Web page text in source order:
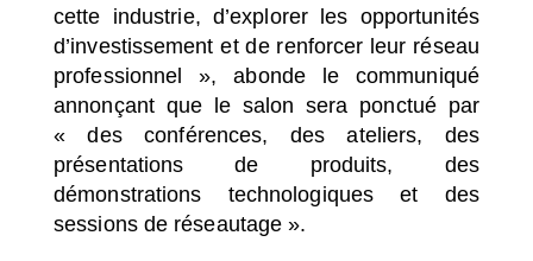
cette industrie, d’explorer les opportunités
d’investissement et de renforcer leur réseau
professionnel », abonde le communiqué
annonçant que le salon sera ponctué par
« des conférences, des ateliers, des
présentations de produits, des
démonstrations technologiques et des
sessions de réseautage ».